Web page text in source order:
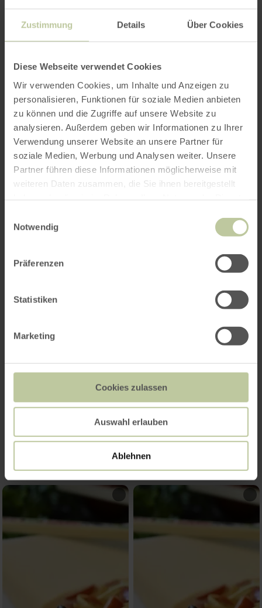
Zustimmung Details Über Cookies
Diese Webseite verwendet Cookies
Wir verwenden Cookies, um Inhalte und Anzeigen zu
personalisieren, Funktionen für soziale Medien anbieten
zu können und die Zugriffe auf unsere Website zu
analysieren. Außerdem geben wir Informationen zu Ihrer
Verwendung unserer Website an unsere Partner für
soziale Medien, Werbung und Analysen weiter. Unsere
Partner führen diese Informationen möglicherweise mit
weiteren Daten zusammen, die Sie ihnen bereitgestellt
Notwendig
Präferenzen
Statistiken
Marketing
Cookies zulassen
Auswahl erlauben
Ablehnen
Hinterweiler
Kirchweiler
Hinterhausen
Büdesheim
Oos
Lissendorf
Berndorf
Further
information
Features / Special features
Categories
Impressions